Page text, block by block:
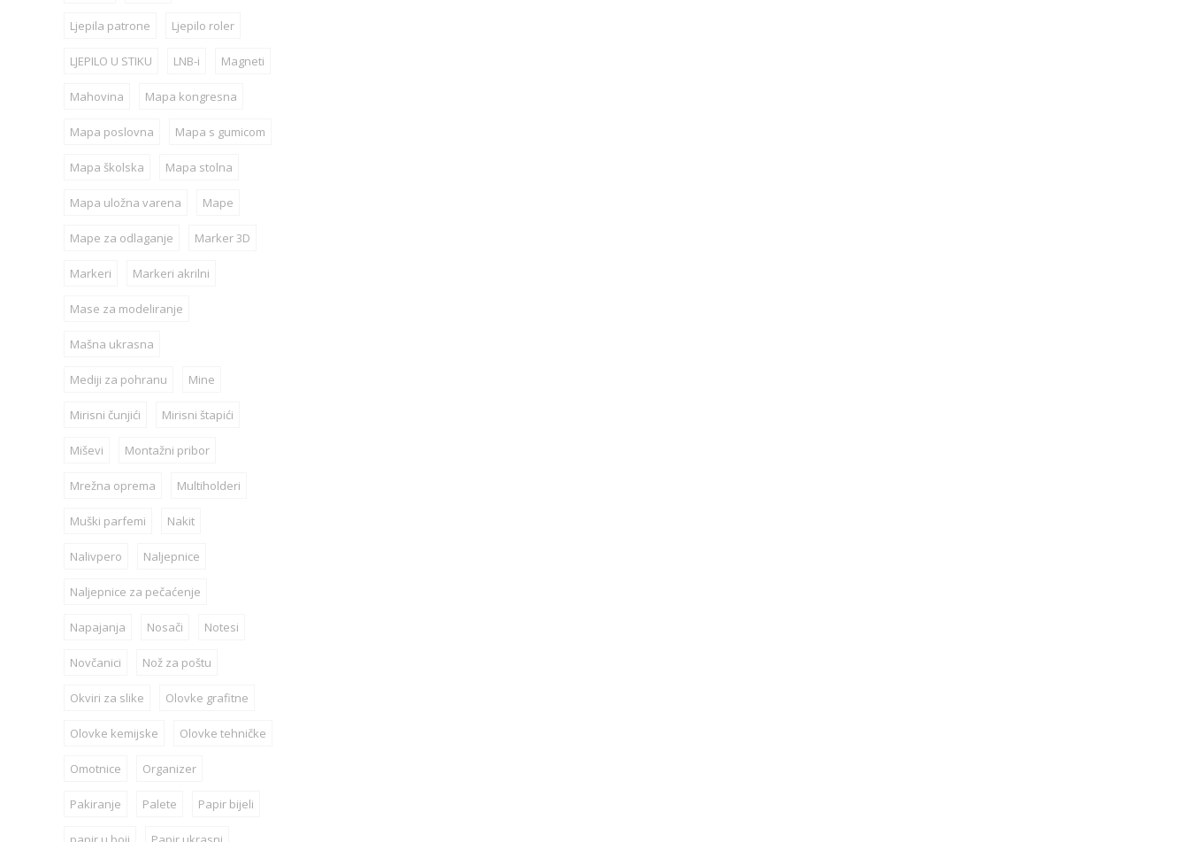
Ljepila patrone Ljepilo roler
LJEPILO U STIKU LNB-i Magneti
Mahovina Mapa kongresna
Mapa poslovna Mapa s gumicom
Mapa školska Mapa stolna
Mapa uložna varena Mape
Mape za odlaganje Marker 3D
Markeri Markeri akrilni
Mase za modeliranje
Mašna ukrasna
Mediji za pohranu Mine
Mirisni čunjići Mirisni štapići
Miševi Montažni pribor
Mrežna oprema Multiholderi
Muški parfemi Nakit
Nalivpero Naljepnice
Naljepnice za pečaćenje
Napajanja Nosači Notesi
Novčanici Nož za poštu
Okviri za slike Olovke grafitne
Olovke kemijske Olovke tehničke
Omotnice Organizer
Pakiranje Palete Papir bijeli